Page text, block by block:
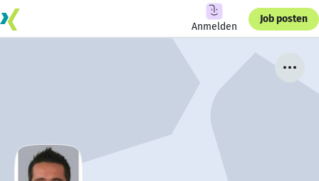
Anmelden
Job posten